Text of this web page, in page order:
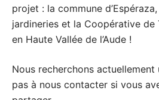
projet : la commune
jardineries et la Coopérative de
en Haute Vallée de l’Aude !
Nous recherchons actuellement
pas à nous contacter si vous